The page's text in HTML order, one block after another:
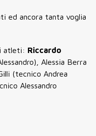
ed ancora tanta voglia
atleti: Riccardo
Alessia Berra
(tecnico Andrea
Alessandro